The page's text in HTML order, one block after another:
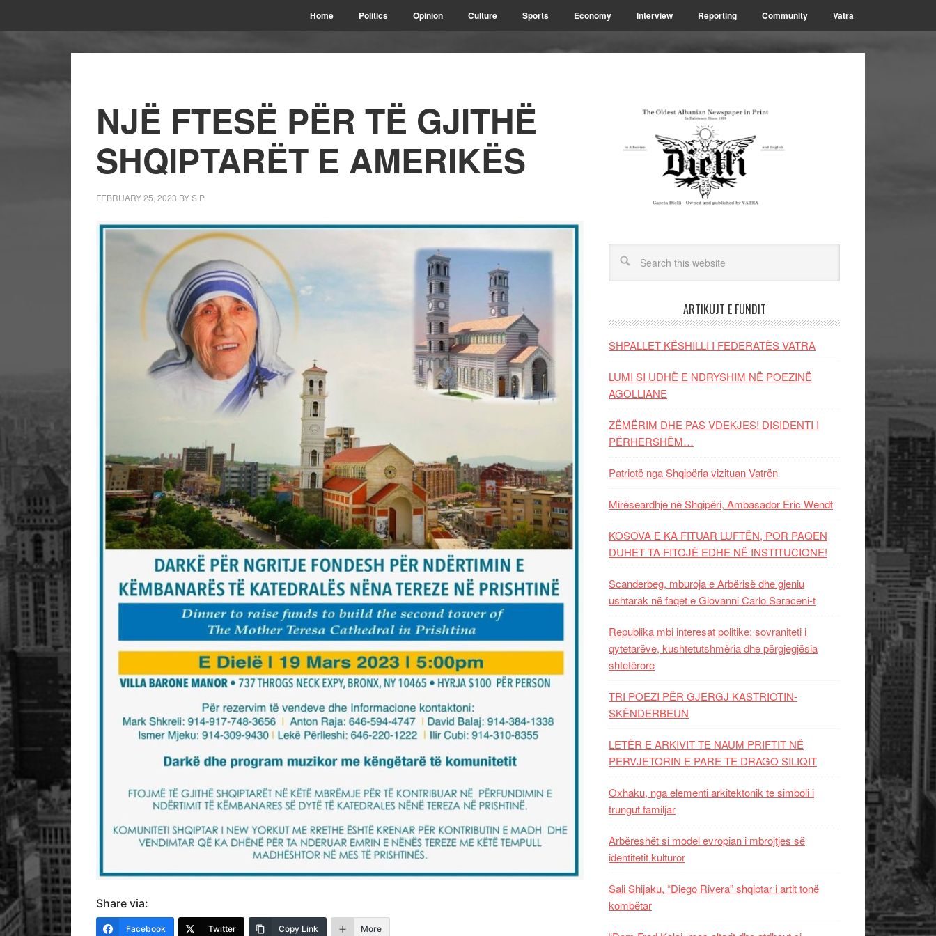
Home Politics Opinion Culture Sports Economy Interview Reporting Community Vatra
NJË FTESË PËR TË GJITHË
SHQIPTARËT E AMERIKËS
FEBRUARY 25, 2023 BYS P
Share via:
Facebook Twitter Copy Link More
ARTIKUJT E FUNDIT
SHPALLET KËSHILLI I FEDERATËS VATRA
LUMI SI UDHË E NDRYSHIM NË POEZINË
AGOLLIANE
ZËMËRIM DHE PAS VDEKJES! DISIDENTI I
PËRHERSHËM…
Patriotë nga Shqipëria vizituan Vatrën
Mirëseardhje në Shqipëri, Ambasador Eric Wendt
KOSOVA E KA FITUAR LUFTËN, POR PAQEN
DUHET TA FITOJË EDHE NË INSTITUCIONE!
Scanderbeg, mburoja e Arbërisë dhe gjeniu
ushtarak në faqet e Giovanni Carlo Saraceni-t
Republika mbi interesat politike: sovraniteti i
qytetarëve, kushtetutshmëria dhe përgjegjësia
shtetërore
TRI POEZI PËR GJERGJ KASTRIOTIN-
SKËNDERBEUN
LETËR E ARKIVIT TE NAUM PRIFTIT NË
PERVJETORIN E PARE TE DRAGO SILIQIT
Oxhaku, nga elementi arkitektonik te simboli i
trungut familjar
Arbëreshët si model evropian i mbrojtjes së
identitetit kulturor
Sali Shijaku, “Diego Rivera” shqiptar i artit tonë
kombëtar